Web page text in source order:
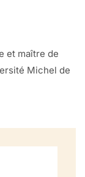
du
et maître de
Michel de